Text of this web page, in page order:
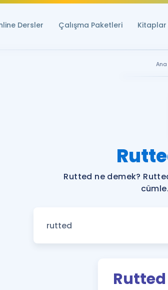
Dersler Çalışma Paketleri
Rutted ne demek?
Rutted